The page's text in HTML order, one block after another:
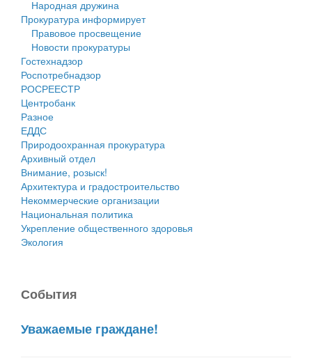
Генеральные планы
Проекты планировки территории
Собрание депутатов
Городское поселение
Сельские поселения
Народная дружина
Прокуратура информирует
Правовое просвещение
Новости прокуратуры
Гостехнадзор
Роспотребнадзор
РОСРЕЕСТР
Центробанк
Разное
ЕДДС
Природоохранная прокуратура
Архивный отдел
Внимание, розыск!
Архитектура и градостроительство
Некоммерческие организации
Национальная политика
Укрепление общественного здоровья
Экология
События
Уважаемые граждане!